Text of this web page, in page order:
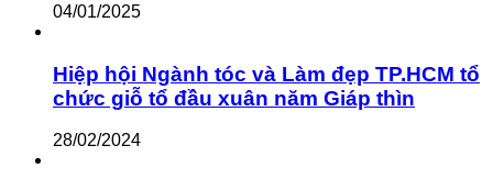
04/01/2025
Hiệp hội Ngành tóc và Làm đẹp TP.HCM tổ
chức giỗ tổ đầu xuân năm Giáp thìn
28/02/2024